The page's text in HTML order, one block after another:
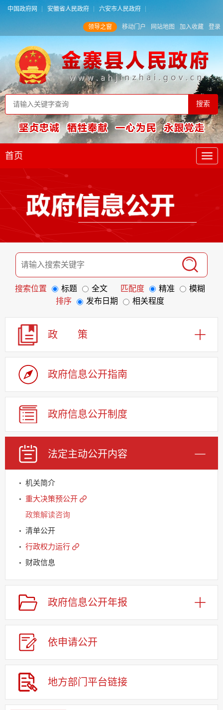
中国政府网 安徽省人民政府 六安市人民政府
领导之窗 移动门户 网站地图 加入收藏 登录
首页
搜索位置 标题 全文 匹配度 精准
模糊
排序
发布日期 相关程度
政 策
政府信息公开指南
政府信息公开制度
法定主动公开内容
机关简介
重大决策预公开
政策解读咨询
清单公开
行政权力运行
财政信息
规划信息
建议提案办理
公务员及事业单位招录
应急管理
回应关切
监督保障
其他法定信息
基层重点领域信息公开
政府信息公开年报
依申请公开
地方部门 平台链接